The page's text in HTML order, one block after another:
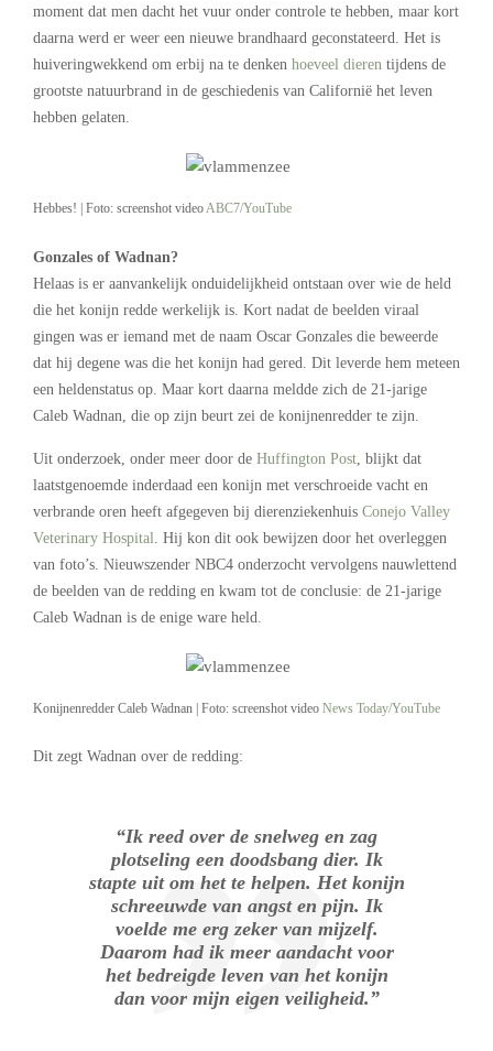
moment dat men dacht het vuur onder controle te hebben, maar kort
daarna werd er weer een nieuwe brandhaard geconstateerd. Het is
huiveringwekkend om erbij na te denken hoeveel dieren tijdens de
grootste natuurbrand in de geschiedenis van Californië het leven
hebben gelaten.
Hebbes! | Foto: screenshot videoABC7/YouTube
Gonzales of Wadnan?
Helaas is er aanvankelijk onduidelijkheid ontstaan over wie de held
die het konijn redde werkelijk is. Kort nadat de beelden viraal
gingen was er iemand met de naam Oscar Gonzales die beweerde
dat hij degene was die het konijn had gered. Dit leverde hem meteen
een heldenstatus op. Maar kort daarna meldde zich de 21-jarige
Caleb Wadnan, die op zijn beurt zei de konijnenredder te zijn.
Uit onderzoek, onder meer door de Huffington Post , blijkt dat
laatstgenoemde inderdaad een konijn met verschroeide vacht en
verbrande oren heeft afgegeven bij dierenziekenhuis Conejo Valley
Veterinary Hospital . Hij kon dit ook bewijzen door het overleggen
van foto’s. Nieuwszender NBC4 onderzocht vervolgens nauwlettend
de beelden van de redding en kwam tot de conclusie: de 21-jarige
Caleb Wadnan is de enige ware held.
Konijnenredder Caleb Wadnan | Foto: screenshot video News Today/YouTube
Dit zegt Wadnan over de redding:
“Ik reed over de snelweg en zag
plotseling een doodsbang dier. Ik
stapte uit om het te helpen. Het konijn
schreeuwde van angst en pijn. Ik
voelde me erg zeker van mijzelf.
Daarom had ik meer aandacht voor
het bedreigde leven van het konijn
dan voor mijn eigen veiligheid.”